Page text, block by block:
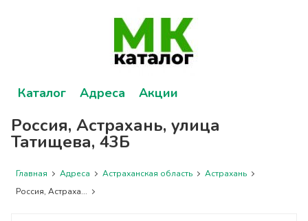
Каталог Адреса Акции
Россия, Астрахань, улица
Татищева, 43Б
Главная Адреса Астраханская область
Астрахань
Россия, Астраха...